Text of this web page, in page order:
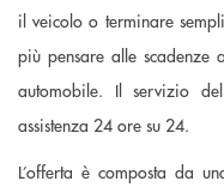
il veicolo o terminare
più pensare alle scadenze
automobile. Il servizio
assistenza 24 ore su 24.
L’offerta è composta da